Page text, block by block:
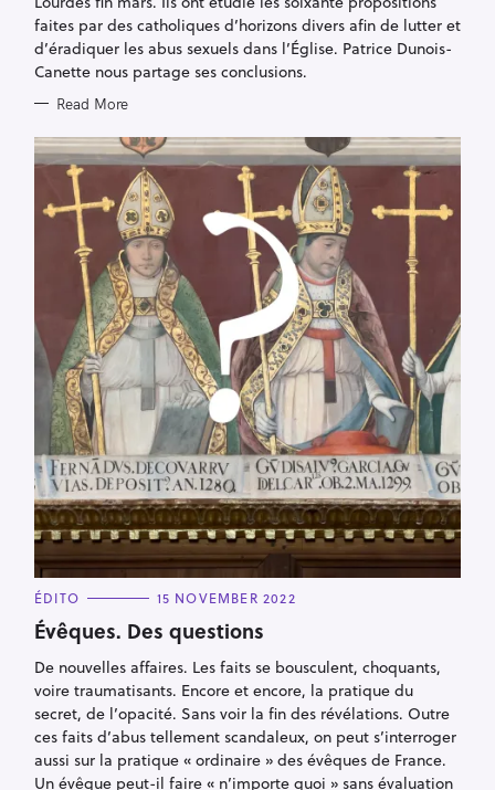
I
E
S
faites par des catholiques d’horizons divers afin de lutter et
d’éradiquer les abus sexuels dans l’Église. Patrice Dunois-
Canette nous partage ses conclusions.
Read More
C
T
E
O
I
E
S
ÉDITO 15 NOVEMBER 2022
Évêques. Des questions
De nouvelles affaires. Les faits se bousculent, choquants,
voire traumatisants. Encore et encore, la pratique du
secret, de l’opacité. Sans voir la fin des révélations. Outre
ces faits d’abus tellement scandaleux, on peut s’interroger
aussi sur la pratique « ordinaire » des évêques de France.
Un évêque peut-il faire « n’importe quoi » sans évaluation